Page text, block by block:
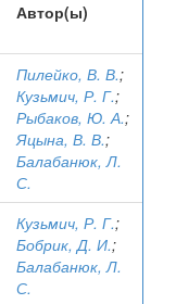
Автор(ы)
Пилейко, В. В.;
Кузьмич, Р. Г.;
Рыбаков, Ю. А.;
Яцына, В. В.;
Балабанюк, Л.
С.
Кузьмич, Р. Г.;
Бобрик, Д. И.;
Балабанюк, Л.
С.